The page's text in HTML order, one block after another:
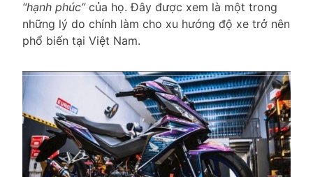
“hạnh phúc”của họ. Đây được xem là một trong
những lý do chính làm cho xu hướng độ xe trở nên
phổ biến tại Việt Nam.